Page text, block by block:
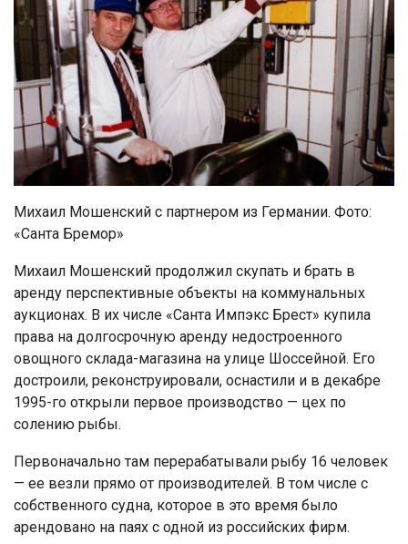
Михаил Мошенский с партнером из Германии. Фото:
«Санта Бремор»
Михаил Мошенский продолжил скупать и брать в
аренду перспективные объекты на коммунальных
аукционах. В их числе «Санта Импэкс Брест» купила
права на долгосрочную аренду недостроенного
овощного склада-магазина на улице Шоссейной. Его
достроили, реконструировали, оснастили и в декабре
1995-го открыли первое производство — цех по
солению рыбы.
Первоначально там перерабатывали рыбу 16 человек
— ее везли прямо от производителей. В том числе с
собственного судна, которое в это время было
арендовано на паях с одной из российских фирм.